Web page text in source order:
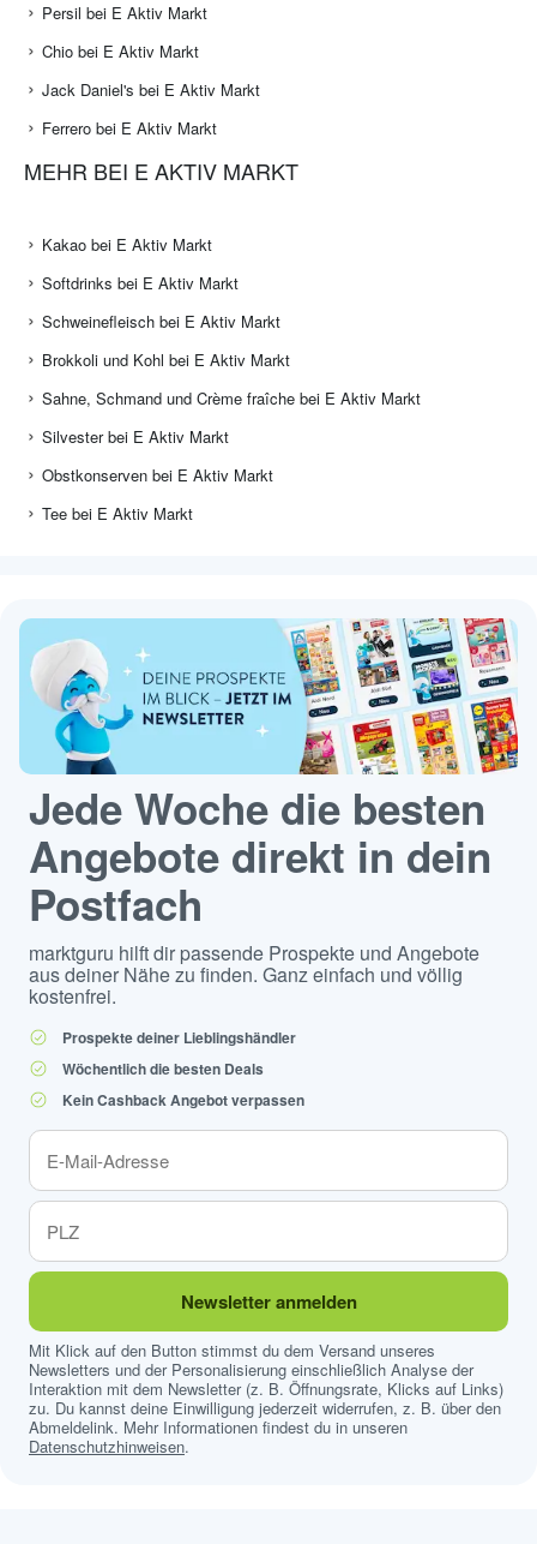
Persil bei E Aktiv Markt
Chio bei E Aktiv Markt
Jack Daniel's bei E Aktiv Markt
Ferrero bei E Aktiv Markt
MEHR BEI E AKTIV MARKT
Kakao bei E Aktiv Markt
Softdrinks bei E Aktiv Markt
Schweinefleisch bei E Aktiv Markt
Brokkoli und Kohl bei E Aktiv Markt
Sahne, Schmand und Crème fraîche bei E Aktiv Markt
Silvester bei E Aktiv Markt
Obstkonserven bei E Aktiv Markt
Tee bei E Aktiv Markt
Jede Woche die besten
Angebote direkt in dein
Postfach
marktguru hilft dir passende Prospekte und Angebote
aus deiner Nähe zu finden. Ganz einfach und völlig
kostenfrei.
Prospekte deiner Lieblingshändler
Wöchentlich die besten Deals
Kein Cashback Angebot verpassen
Newsletter anmelden
Mit Klick auf den Button stimmst du dem Versand unseres
Newsletters und der Personalisierung einschließlich Analyse der
Interaktion mit dem Newsletter (z. B. Öffnungsrate, Klicks auf Links)
zu. Du kannst deine Einwilligung jederzeit widerrufen, z. B. über den
Abmeldelink. Mehr Informationen findest du in unseren
Datenschutzhinweisen.